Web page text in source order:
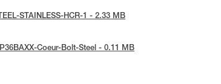
STAINLESS-HCR-1 - 2.33 MB
Coeur-Bolt-Steel - 0.11 MB